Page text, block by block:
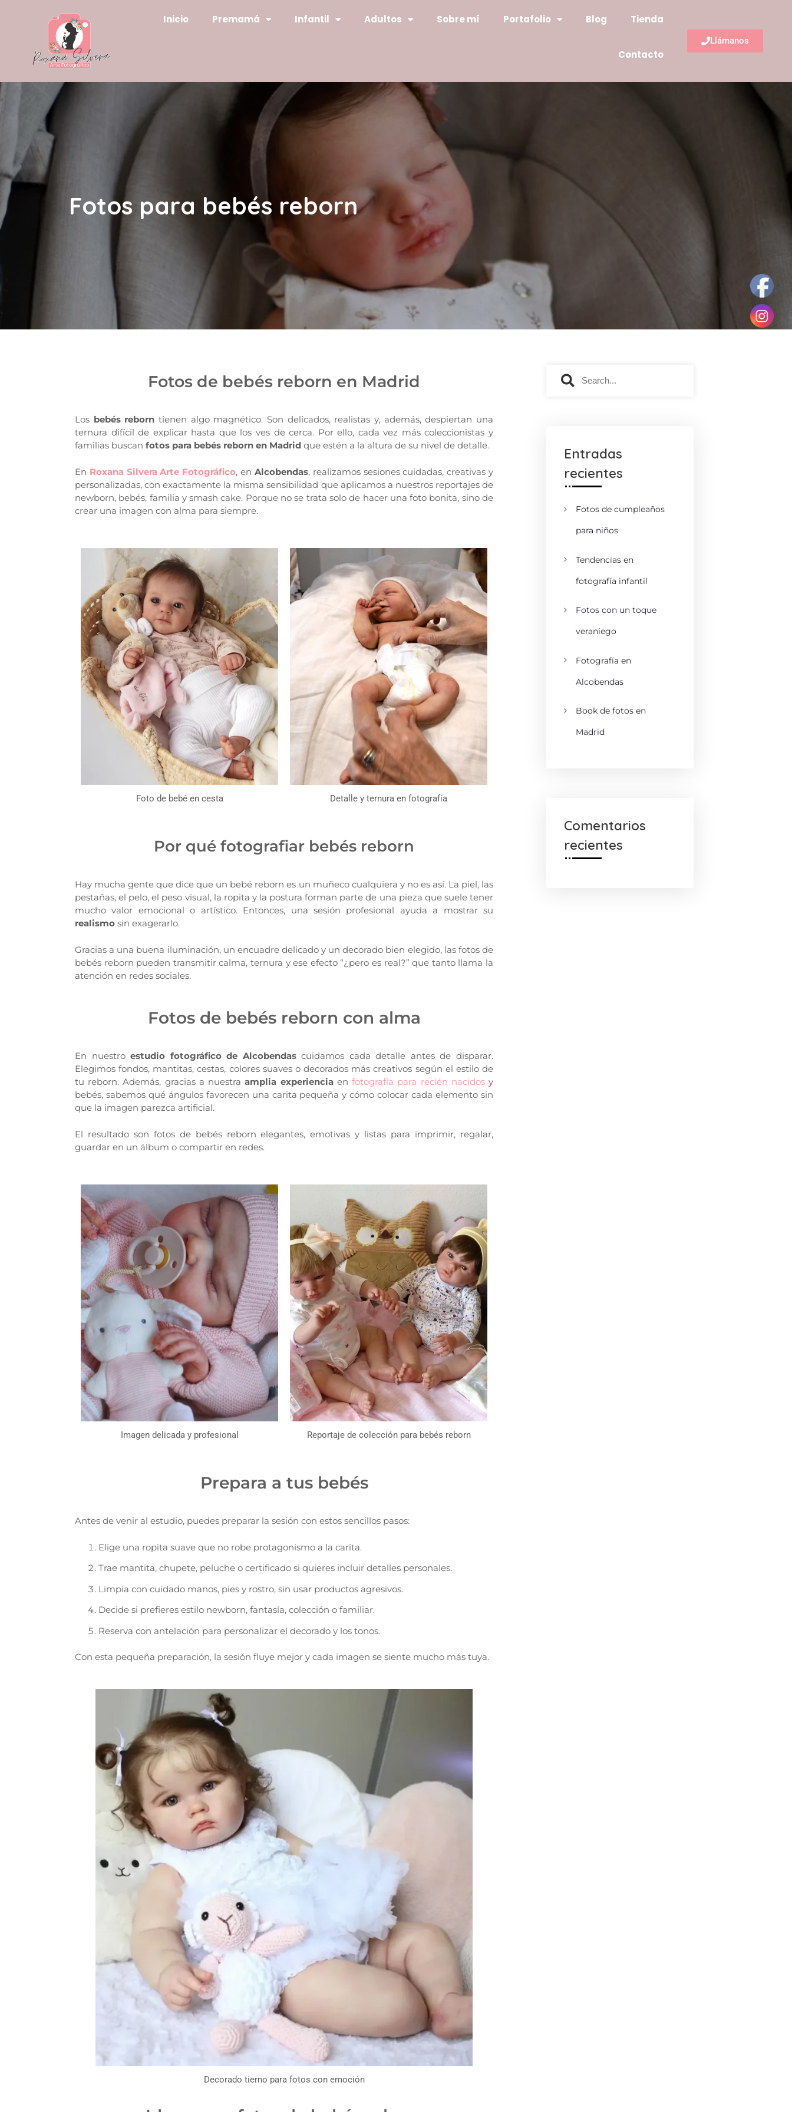
Inicio Premamá Infantil Adultos Sobre mí Portafolio Blog Tienda
Contacto
Llámanos
Fotos para bebés reborn
Fotos de bebés reborn en Madrid
Los bebés reborn tienen algo magnético. Son delicados, realistas y, además, despiertan una
ternura difícil de explicar hasta que los ves de cerca. Por ello, cada vez más coleccionistas y
familias buscan fotos para bebés reborn en Madrid que estén a la altura de su nivel de detalle.
En Roxana Silvera Arte Fotográfico, en Alcobendas, realizamos sesiones cuidadas, creativas y
personalizadas, con exactamente la misma sensibilidad que aplicamos a nuestros reportajes de
newborn, bebés, familia y smash cake. Porque no se trata solo de hacer una foto bonita, sino de
crear una imagen con alma para siempre.
Foto de bebé en cesta Detalle y ternura en fotografía
Por qué fotografiar bebés reborn
Hay mucha gente que dice que un bebé reborn es un muñeco cualquiera y no es así. La piel, las
pestañas, el pelo, el peso visual, la ropita y la postura forman parte de una pieza que suele tener
mucho valor emocional o artístico. Entonces, una sesión profesional ayuda a mostrar su
realismo sin exagerarlo.
Gracias a una buena iluminación, un encuadre delicado y un decorado bien elegido, las fotos de
bebés reborn pueden transmitir calma, ternura y ese efecto “¿pero es real?” que tanto llama la
atención en redes sociales.
Fotos de bebés reborn con alma
En nuestroestudio fotográfico de Alcobendascuidamos cada detalle antes de disparar.
Elegimos fondos, mantitas, cestas, colores suaves o decorados más creativos según el estilo de
tu reborn. Además, gracias a nuestraamplia experiencia enfotografía para recién nacidosy
bebés, sabemos qué ángulos favorecen una carita pequeña y cómo colocar cada elemento sin
que la imagen parezca artificial.
El resultado son fotos de bebés reborn elegantes, emotivas y listas para imprimir, regalar,
guardar en un álbum o compartir en redes.
Imagen delicada y profesional Reportaje de colección para bebés reborn
Prepara a tus bebés
Antes de venir al estudio, puedes preparar la sesión con estos sencillos pasos:
Elige una ropita suave que no robe protagonismo a la carita.
Trae mantita, chupete, peluche o certificado si quieres incluir detalles personales.
Limpia con cuidado manos, pies y rostro, sin usar productos agresivos.
Decide si prefieres estilo newborn, fantasía, colección o familiar.
Reserva con antelación para personalizar el decorado y los tonos.
Con esta pequeña preparación, la sesión fluye mejor y cada imagen se siente mucho más tuya.
Decorado tierno para fotos con emoción
Entradas
recientes
Fotos de cumpleaños
para niños
Tendencias en
fotografía infantil
Fotos con un toque
veraniego
Fotografía en
Alcobendas
Book de fotos en
Madrid
Comentarios
recientes